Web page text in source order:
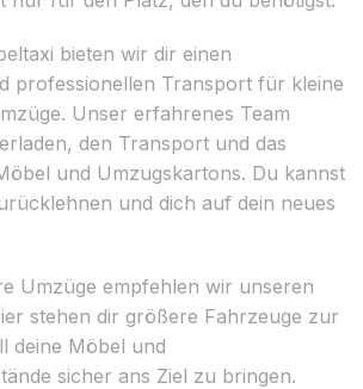
bieten wir dir einen
professionellen Transport für kleine
Unser erfahrenes Team
den Transport und das
und Umzugskartons. Du kannst
und dich auf dein neues
Umzüge empfehlen wir unseren
stehen dir größere Fahrzeuge zur
deine Möbel und
sicher ans Ziel zu bringen.